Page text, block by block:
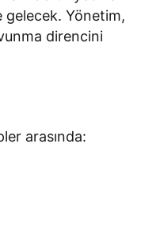
Yönetim,
direncini
arasında: